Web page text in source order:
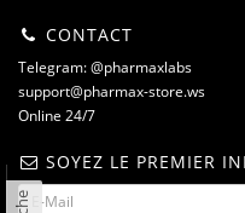
CONTACT
Telegram: @pharmaxlabs
support@pharmax-store.ws
Online 24/7
SOYEZ LE PREMIER